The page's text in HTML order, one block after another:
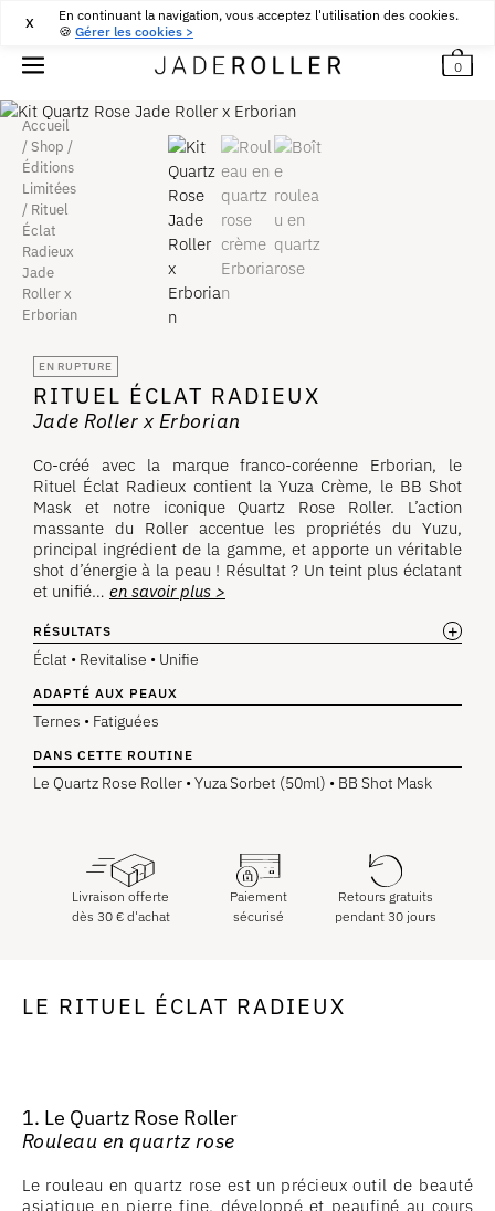
En continuant la navigation, vous acceptez l'utilisation des cookies.
🍪 Gérer les cookies >
X 30€
RETOURS GRATUITS PENDANT 30 JOURS
0
Accueil
/Shop /
Éditions
Limitées
/ Rituel
Éclat
Radieux
Jade
Roller x
Erborian
EN RUPTURE
RITUEL ÉCLAT RADIEUX
Jade Roller x Erborian
Co-créé avec la marque franco-coréenne Erborian, le
Rituel Éclat Radieux contient la Yuza Crème, le BB Shot
Mask et notre iconique Quartz Rose Roller. L’action
massante du Roller accentue les propriétés du Yuzu,
principal ingrédient de la gamme, et apporte un véritable
shot d’énergie à la peau ! Résultat ? Un teint plus éclatant
et unifié… en savoir plus >
RÉSULTATS +
Éclat • Revitalise • Unifie
ADAPTÉ AUX PEAUX
Ternes • Fatiguées
DANS CETTE ROUTINE
Le Quartz Rose Roller • Yuza Sorbet (50ml) • BB Shot Mask
Livraison offerte
dès 30 €d'achat
Paiement
sécurisé
Retours gratuits
pendant 30 jours
LE RITUEL ÉCLAT RADIEUX
1. Le Quartz Rose Roller
Rouleau en quartz rose
Le rouleau en quartz rose est un précieux outil de beauté
asiatique en pierre fine, développé et peaufiné au cours